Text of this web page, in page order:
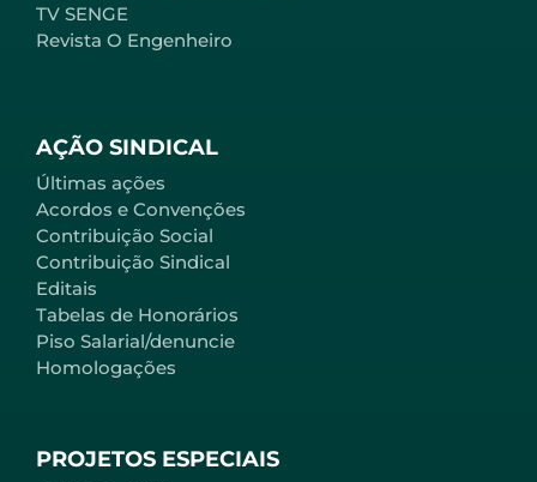
AÇÃO SINDICAL
Últimas ações
Acordos e Convenções
Contribuição Social
Contribuição Sindical
Editais
Tabelas de Honorários
Piso Salarial/denuncie
Homologações
PROJETOS ESPECIAIS
TV SENGE
Revista O Engenheiro